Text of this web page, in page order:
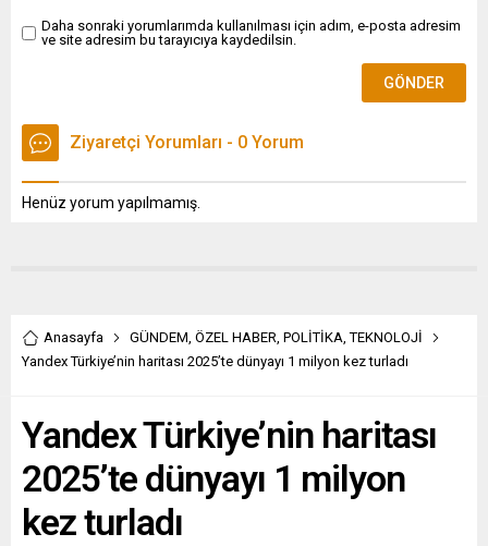
Daha sonraki yorumlarımda kullanılması için adım, e-posta adresim
ve site adresim bu tarayıcıya kaydedilsin.
Ziyaretçi Yorumları - 0 Yorum
Henüz yorum yapılmamış.
Anasayfa GÜNDEM, ÖZEL HABER, POLİTİKA,TEKNOLOJİ
Yandex Türkiye’nin haritası 2025’te dünyayı 1 milyon kez turladı
Yandex Türkiye’nin haritası
2025’te dünyayı 1 milyon
kez turladı